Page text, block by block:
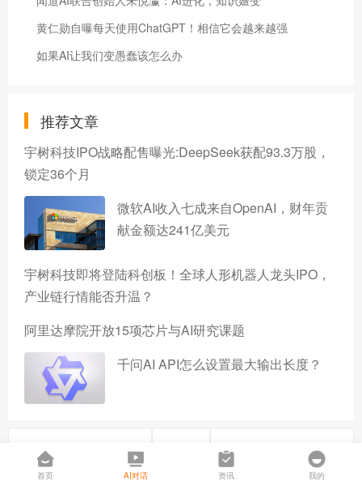
黄仁勋自曝每天使用ChatGPT！相信它会越来越强
如果AI让我们变愚蠢该怎么办
推荐文章
宇树科技IPO战略配售曝光:DeepSeek获配93.3万股，
锁定36个月
微软AI收入七成来自OpenAI，财年贡
献金额达241亿美元
宇树科技即将登陆科创板！全球人形机器人龙头IPO，
产业链行情能否升温？
阿里达摩院开放15项芯片与AI研究课题
千问AI API怎么设置最大输出长度？
首页 AI对话 资讯 我的